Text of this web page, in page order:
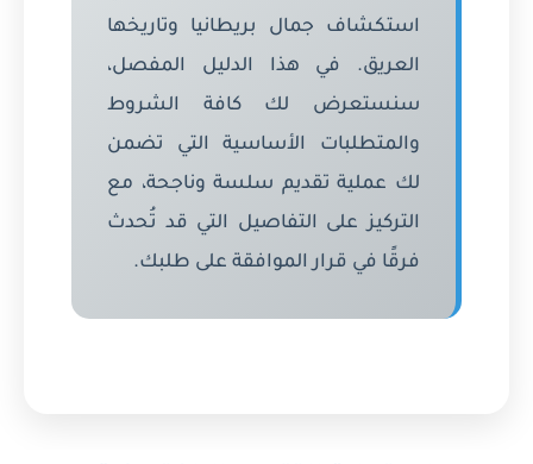
استكشاف جمال بريطانيا وتاريخها
العريق. في هذا الدليل المفصل،
سنستعرض لك كافة الشروط
والمتطلبات الأساسية التي تضمن
لك عملية تقديم سلسة وناجحة، مع
التركيز على التفاصيل التي قد تُحدث
فرقًا في قرار الموافقة على طلبك.